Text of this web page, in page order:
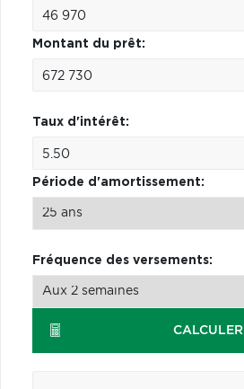
Montant du prêt:
Taux d'intérêt:
Période d'amortissement:
Fréquence des versements:
CALCULER